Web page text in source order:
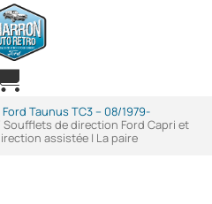
Ford Taunus TC3 -- 08/1979-
Soufflets de direction Ford Capri et
assistée | La paire